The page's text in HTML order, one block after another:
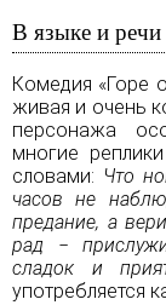
В языке и речи
Комедия «Горе
живая и очень
персонажа
многие
словами: Что
часов не
предание, а
рад −
сладок и
употребляется